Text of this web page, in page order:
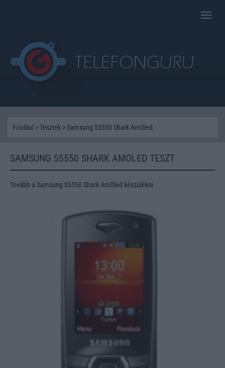
Toggle
Főoldal >Tesztek > Samsung S5550 Shark AmOled
SAMSUNG S5550 SHARK AMOLED TESZT
Tovább a Samsung S5550 Shark AmOled készülékre